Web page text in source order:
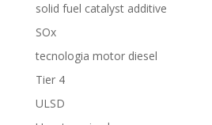
solid fuel catalyst additive
SOx
tecnologia motor diesel
Tier 4
ULSD